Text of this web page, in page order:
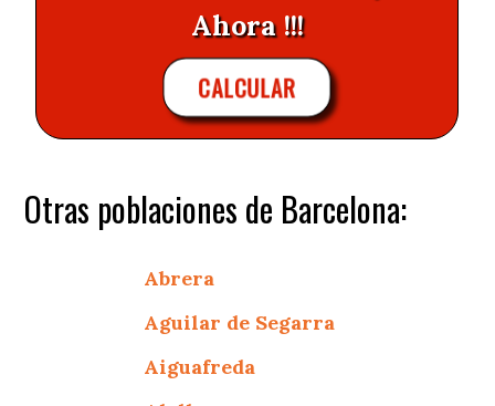
Ahora !!!
CALCULAR
Otras poblaciones de Barcelona:
Abrera
Aguilar de Segarra
Aiguafreda